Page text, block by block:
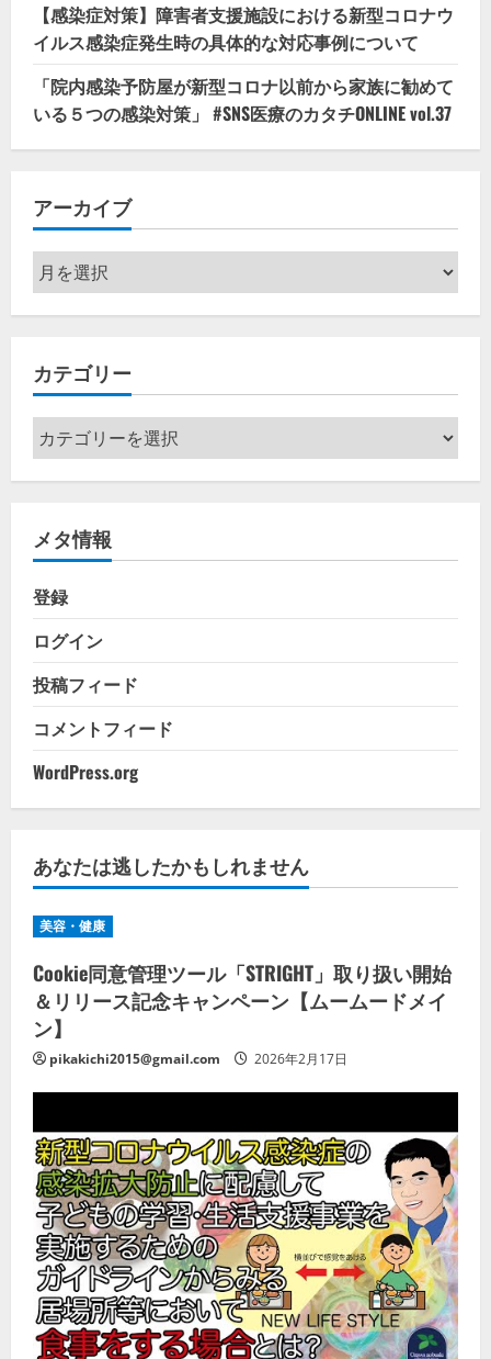
【感染症対策】障害者支援施設における新型コロナウ
イルス感染症発生時の具体的な対応事例について
「院内感染予防屋が新型コロナ以前から家族に勧めて
いる５つの感染対策」 #SNS医療のカタチONLINE vol.37
アーカイブ
ア
ー
カ
ブ
カテゴリー
カ
テ
ゴ
ー
メタ情報
登録
ログイン
投稿フィード
コメントフィード
WordPress.org
あなたは逃したかもしれません
美容・健康
Cookie同意管理ツール「STRIGHT」取り扱い開始
＆リリース記念キャンペーン【ムームードメイ
ン】
pikakichi2015@gmail.com 2026年2月17日